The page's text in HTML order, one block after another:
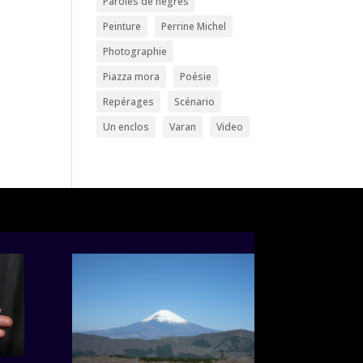
Peinture
Perrine Michel
Photographie
Piazza mora
Poésie
Repérages
Scénario
Un enclos
Varan Video